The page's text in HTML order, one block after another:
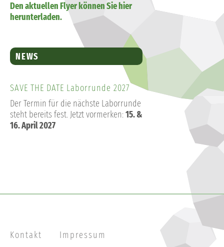
Den aktuellen Flyer können Sie hier
herunterladen.
NEWS
SAVE THE DATE Laborrunde 2027
Der Termin für die nächste Laborrunde
steht bereits fest. Jetzt vormerken:15. &
16. April 2027
Kontakt Impressum